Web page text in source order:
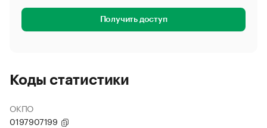
Получить доступ
Коды статистики
ОКПО
0197907199